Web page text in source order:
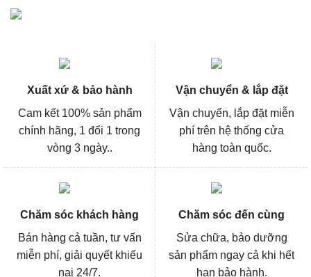
Xuất xứ & bảo hành
Cam kết 100% sản phẩm
chính hãng, 1 đổi 1 trong
vòng 3 ngày..
Vận chuyển & lắp đặt
Vận chuyển, lắp đặt miễn
phí trên hệ thống cửa
hàng toàn quốc.
Chăm sóc khách hàng
Bán hàng cả tuần, tư vấn
miễn phí, giải quyết khiếu
nại 24/7.
Chăm sóc đến cùng
Sửa chữa, bảo dưỡng
sản phẩm ngay cả khi hết
hạn bảo hành.